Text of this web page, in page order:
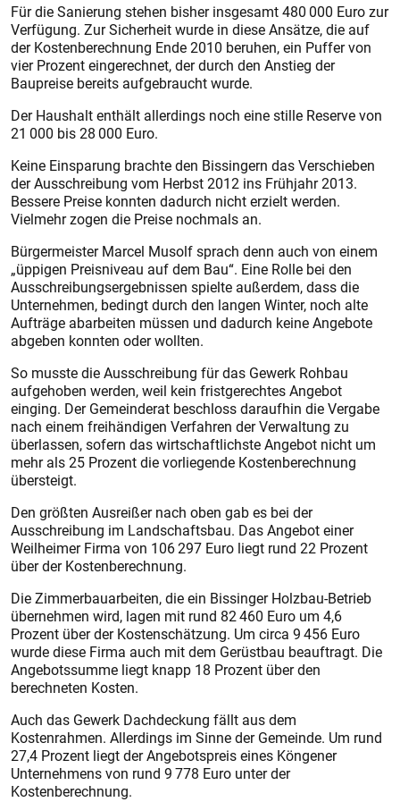
Für die Sanierung stehen bisher insgesamt 480 000 Euro zur
Verfügung. Zur Sicherheit wurde in diese Ansätze, die auf
der Kostenberechnung Ende 2010 beruhen, ein Puffer von
vier Prozent eingerechnet, der durch den Anstieg der
Baupreise bereits aufgebraucht wurde.
Der Haushalt enthält allerdings noch eine stille Reserve von
21 000 bis 28 000 Euro.
Keine Einsparung brachte den Bissingern das Verschieben
der Ausschreibung vom Herbst 2012 ins Frühjahr 2013.
Bessere Preise konnten dadurch nicht erzielt werden.
Vielmehr zogen die Preise nochmals an.
Bürgermeister Marcel Musolf sprach denn auch von einem
„üppigen Preisniveau auf dem Bau“. Eine Rolle bei den
Ausschreibungsergebnissen spielte außerdem, dass die
Unternehmen, bedingt durch den langen Winter, noch alte
Aufträge abarbeiten müssen und dadurch keine Angebote
abgeben konnten oder wollten.
So musste die Ausschreibung für das Gewerk Rohbau
aufgehoben werden, weil kein fristgerechtes Angebot
einging. Der Gemeinderat beschloss daraufhin die Vergabe
nach einem freihändigen Verfahren der Verwaltung zu
überlassen, sofern das wirtschaftlichste Angebot nicht um
mehr als 25 Prozent die vorliegende Kostenberechnung
übersteigt.
Den größten Ausreißer nach oben gab es bei der
Ausschreibung im Landschaftsbau. Das Angebot einer
Weilheimer Firma von 106 297 Euro liegt rund 22 Prozent
über der Kostenberechnung.
Die Zimmerbauarbeiten, die ein Bissinger Holzbau-Betrieb
übernehmen wird, lagen mit rund 82 460 Euro um 4,6
Prozent über der Kostenschätzung. Um circa 9 456 Euro
wurde diese Firma auch mit dem Gerüstbau beauftragt. Die
Angebotssumme liegt knapp 18 Prozent über den
berechneten Kosten.
Auch das Gewerk Dachdeckung fällt aus dem
Kostenrahmen. Allerdings im Sinne der Gemeinde. Um rund
27,4 Prozent liegt der Angebotspreis eines Köngener
Unternehmens von rund 9 778 Euro unter der
Kostenberechnung.